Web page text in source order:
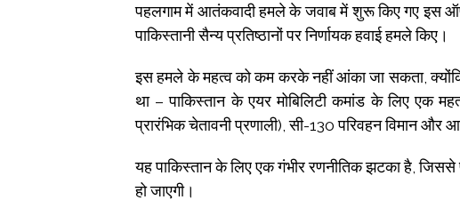
पहलगाम में आतंकवादी हमले के जवाब में शुरू किए गए इस
पाकिस्तानी सैन्य प्रतिष्ठानों पर निर्णायक हवाई हमले किए।
इस हमले के महत्व को कम करके नहीं आंका जा सकता,
था – पाकिस्तान के एयर मोबिलिटी कमांड के लिए एक
प्रारंभिक चेतावनी प्रणाली), सी-130 परिवहन विमान
यह पाकिस्तान के लिए एक गंभीर रणनीतिक झटका है, जिससे
हो जाएगी।